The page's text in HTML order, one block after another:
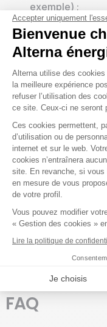
exemple) ;
Une vanne
en place
l’aval du cours
La restauration
de réduire les
barrage,
et renaturation du
Pour aller plus
• Construction de
FAQ
Accepter uniquement
Bienvenue
Alterna
Plateforme
Alterna utilise des
la meilleure expérience
refuser l’utilisation des
ce site. Ceux-ci ne seront
Ces cookies permettent,
d’utilisation ou de
internet et sur le web.
cookies n’entraînera
site. En revanche, si vous
en mesure de vous
de votre profil.
Vous pouvez modifier
« Gestion des cookies »
Lire la politique de
Je choisis